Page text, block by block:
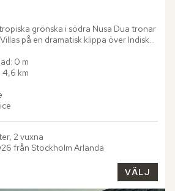
grönska i södra Nusa Dua tronar
på en dramatisk klippa över Indiska
Här väntar en magisk...
0 m
4,6 km
2 vuxna
från Stockholm Arlanda
VÄLJ